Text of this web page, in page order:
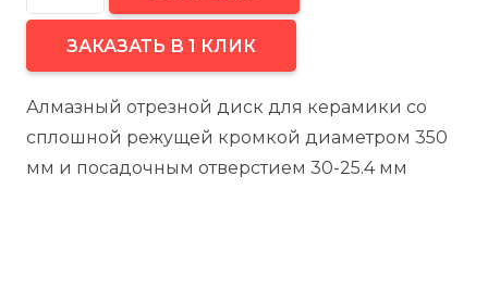
FUBAG
Алмазный
отрезной
ЗАКАЗАТЬ В 1 КЛИК
Алмазный отрезной диск для керамики со
сплошной режущей кромкой диаметром 350
мм и посадочным отверстием 30-25.4 мм